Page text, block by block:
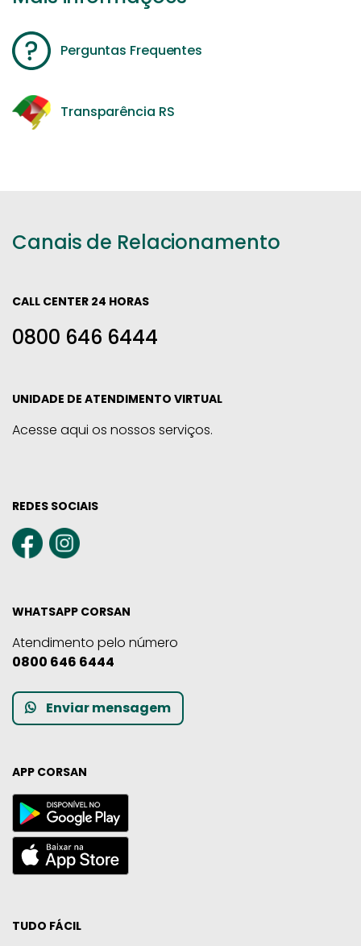
Perguntas Frequentes
Transparência RS
Canais de Relacionamento
CALL CENTER 24 HORAS
0800 646 6444
UNIDADE DE ATENDIMENTO VIRTUAL
Acesse aqui os nossos serviços.
REDES SOCIAIS
WHATSAPP CORSAN
Atendimento pelo número
0800 646 6444
Enviar mensagem
APP CORSAN
TUDO FÁCIL